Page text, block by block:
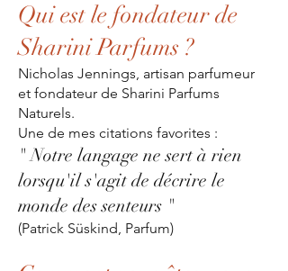
Qui est le fondateur de
Sharini Parfums ?
Nicholas Jennings, artisan parfumeur
et fondateur de Sharini Parfums
Naturels.
Une de mes citations favorites :
" Notre langage ne sert à rien
lorsqu'il s'agit de décrire le
monde des senteurs "
(Patrick Süskind, Parfum)